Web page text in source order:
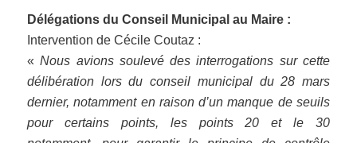
Délégations du Conseil Municipal au Maire :
Intervention de Cécile Coutaz :
«Nous avions soulevé des interrogations sur cette
délibération lors du conseil municipal du 28 mars
dernier, notamment en raison d’un manque de seuils
pour certains points, les points 20 et le 30